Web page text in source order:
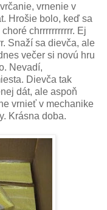
vrnenie v
Hrošie bolo, keď sa
chrrrrrrrrrrr. Ej
Snaží sa dievča, ale
večer si novú hru
Nevadí,
Dievča tak
dát, ale aspoň
vrnieť v mechanike
Krásna doba.